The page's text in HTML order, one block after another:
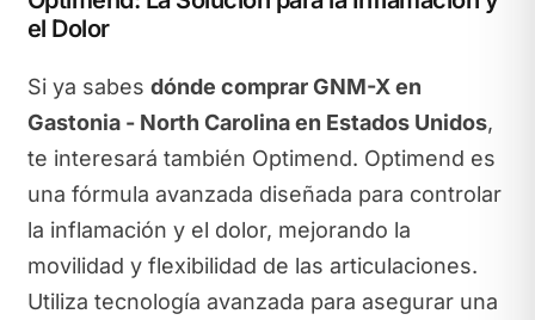
el Dolor
Si ya sabes dónde comprar GNM-X en
Gastonia - North Carolina en Estados Unidos,
te interesará también Optimend. Optimend es
una fórmula avanzada diseñada para controlar
la inflamación y el dolor, mejorando la
movilidad y flexibilidad de las articulaciones.
Utiliza tecnología avanzada para asegurar una